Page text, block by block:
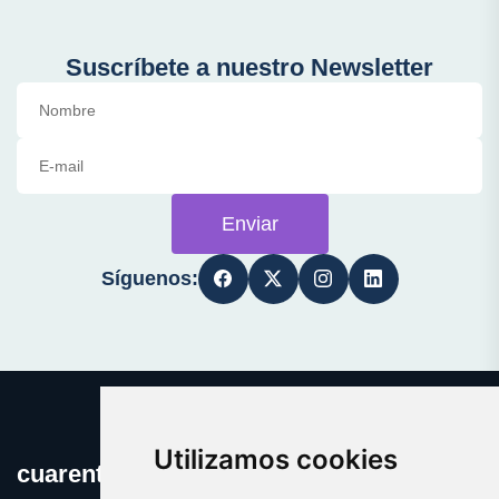
Utilizamos cookies
Suscríbete a nuestro Newsletter
Enviar
Síguenos:
cuarentena.es